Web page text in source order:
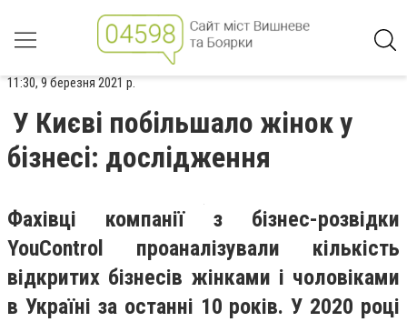
11:30, 9 березня 2021 р.
У Києві побільшало жінок у
бізнесі: дослідження
Фахівці компанії з бізнес-розвідки
YouControl проаналізували кількість
відкритих бізнесів жінками і чоловіками
в Україні за останні 10 років. У 2020 році